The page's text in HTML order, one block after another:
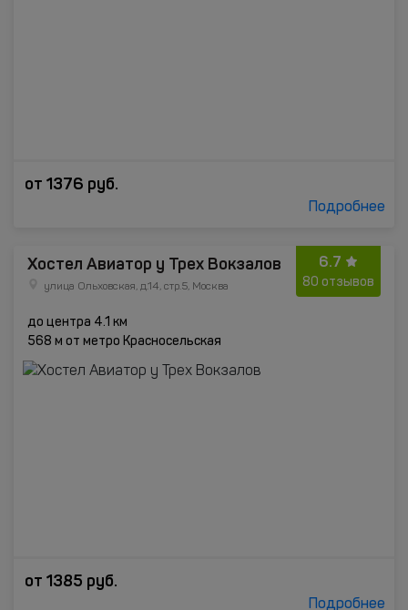
от 1376 руб.
Подробнее
6.7
80 отзывов
Хостел Авиатор у Трех Вокзалов
улица Ольховская, д.14, стр.5, Москва
до центра 4.1 км
568 м от метро Красносельская
от 1385 руб.
Подробнее